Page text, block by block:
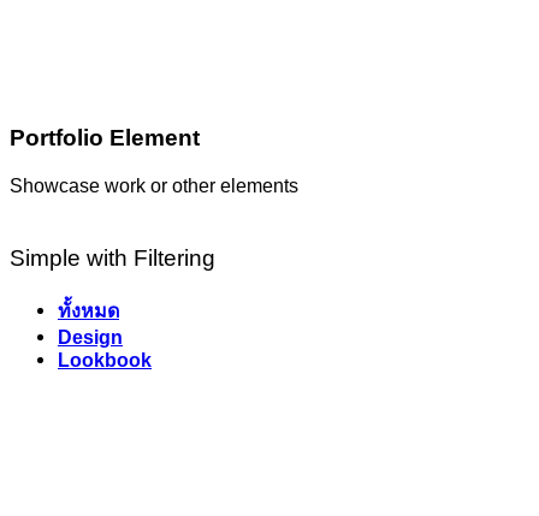
Portfolio Element
Showcase work or other elements
Simple with Filtering
ทั้งหมด
Design
Lookbook